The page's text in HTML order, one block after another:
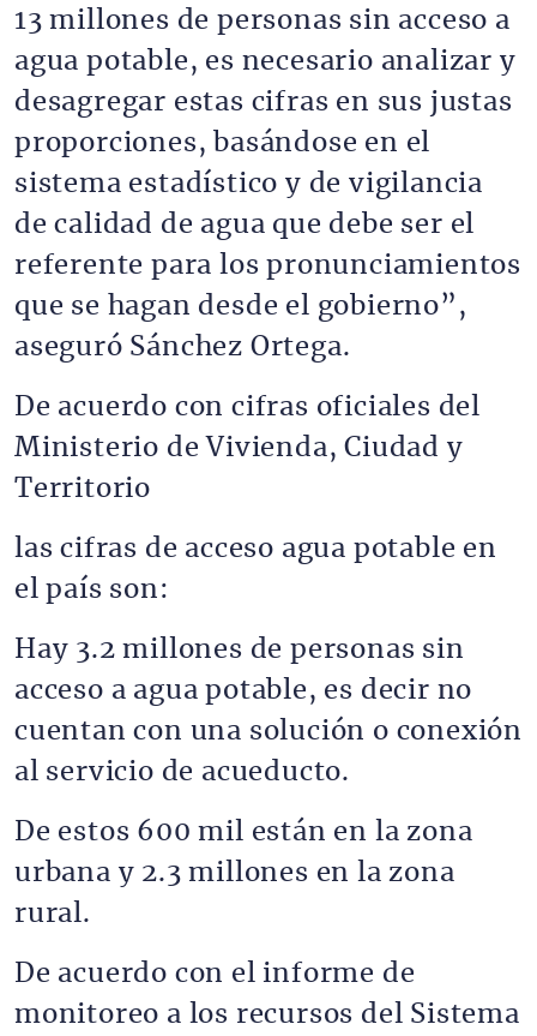
13 millones de personas sin acceso a
agua potable, es necesario analizar y
desagregar estas cifras en sus justas
proporciones, basándose en el
sistema estadístico y de vigilancia
de calidad de agua que debe ser el
referente para los pronunciamientos
que se hagan desde el gobierno”,
aseguró Sánchez Ortega.
De acuerdo con cifras oficiales del
Ministerio de Vivienda, Ciudad y
Territorio
las cifras de acceso agua potable en
el país son:
Hay 3.2 millones de personas sin
acceso a agua potable, es decir no
cuentan con una solución o conexión
al servicio de acueducto.
De estos 600 mil están en la zona
urbana y 2.3 millones en la zona
rural.
De acuerdo con el informe de
monitoreo a los recursos del Sistema